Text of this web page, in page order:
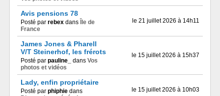
Avis pensions 78
Posté par rebex dans
Île de
France
le 21 juillet 2026 à 14h11
James Jones & Pharell
V/T Steinerhof, les frérots
Posté par pauline_ dans Vos
photos et vidéos
le 15 juillet 2026 à 15h37
Lady, enfin propriétaire
Posté par phiphie dans
le 15 juillet 2026 à 10h03